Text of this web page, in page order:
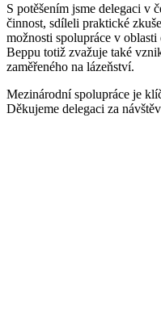
S potěšením jsme delegaci v
činnost, sdíleli praktické
možnosti spolupráce v
Beppu totiž zvažuje také
zaměřeného na lázeňství.
Mezinárodní spolupráce je
Děkujeme delegaci za